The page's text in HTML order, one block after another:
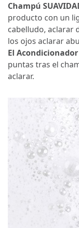
Champú
producto con un
cabelludo, aclarar
los ojos aclarar
El Acondicionador
puntas tras el
aclarar.